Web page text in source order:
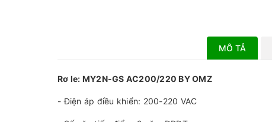
MÔ TẢ
Rơ le: MY2N-GS AC200/220 BY OMZ
- Điện áp điều khiển: 200-220 VAC